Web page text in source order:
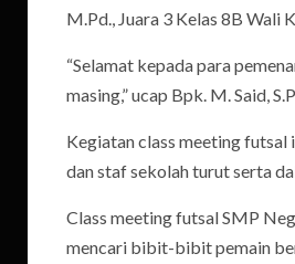
M.Pd., Juara 3 Kelas 8B Wali
“Selamat kepada para
masing,” ucap Bpk. M. Said,
Kegiatan class meeting futsal
dan staf sekolah turut serta
Class meeting futsal SMP
mencari bibit-bibit pemain